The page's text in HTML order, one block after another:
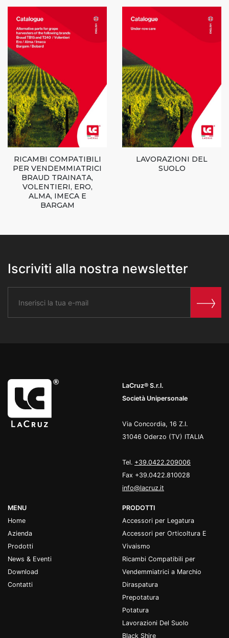
RICAMBI COMPATIBILI
PER VENDEMMIATRICI
BRAUD TRAINATA,
VOLENTIERI, ERO,
ALMA, IMECA E
BARGAM
LAVORAZIONI DEL
SUOLO
Iscriviti alla nostra newsletter
LaCruz® S.r.l.
Società Unipersonale
Via Concordia, 16 Z.I.
31046 Oderzo (TV) ITALIA
Tel. +39.0422.209006
Fax +39.0422.810028
info@lacruz.it
MENU
Home
Azienda
Prodotti
News & Eventi
Download
Contatti
PRODOTTI
Accessori per Legatura
Accessori per Orticoltura E
Vivaismo
Ricambi Compatibili per
Vendemmiatrici a Marchio
Diraspatura
Prepotatura
Potatura
Lavorazioni Del Suolo
Black Shire